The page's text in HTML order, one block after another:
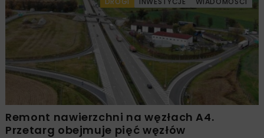
Remont nawierzchni na węzłach A4.
Przetarg obejmuje pięć węzłów